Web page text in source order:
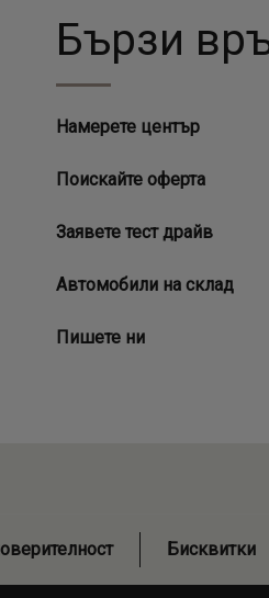
Бързи
Намерете център
Поискайте оферта
Заявете тест драйв
Автомобили на склад
Пишете ни
Бисквитки